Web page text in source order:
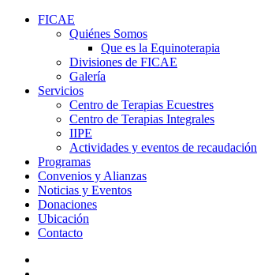
FICAE
Quiénes Somos
Que es la Equinoterapia
Divisiones de FICAE
Galería
Servicios
Centro de Terapias Ecuestres
Centro de Terapias Integrales
IIPE
Actividades y eventos de recaudación
Programas
Convenios y Alianzas
Noticias y Eventos
Donaciones
Ubicación
Contacto